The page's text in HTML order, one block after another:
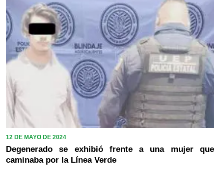
12 DE MAYO DE 2024
Degenerado se exhibió frente a una mujer que
caminaba por la Línea Verde